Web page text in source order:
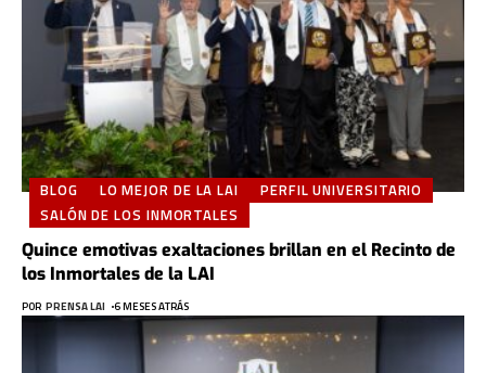
BLOG LO MEJOR DE LA LAI
PERFIL UNIVERSITARIO
SALÓN DE LOS INMORTALES
Quince emotivas exaltaciones brillan en el Recinto de
los Inmortales de la LAI
POR PRENSA LAI 6 MESES ATRÁS